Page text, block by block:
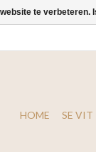
HOME SE VIT
te verbeteren.